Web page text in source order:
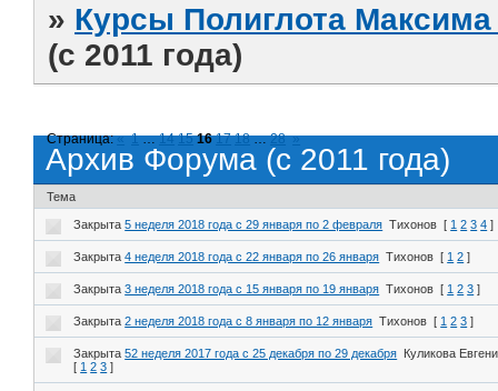
» Курсы Полиглота
(с 2011 года)
Архив Форума (с 2011 года)
Страница:« 1 … 14 15 16 17 18 … 28 »
Тема
Закрыта5 неделя 2018 года с 29 января по 2 февраля Тихонов [ 1 2 3 4 ]
Закрыта4 неделя 2018 года с 22 января по 26 января Тихонов [ 1 2 ]
Закрыта3 неделя 2018 года с 15 января по 19 января Тихонов [ 1 2 3 ]
Закрыта2 неделя 2018 года с 8 января по 12 января Тихонов [ 1 2 3 ]
Закрыта52 неделя 2017 года с 25 декабря по 29 декабря
Куликова
[ 1 2 3 ]